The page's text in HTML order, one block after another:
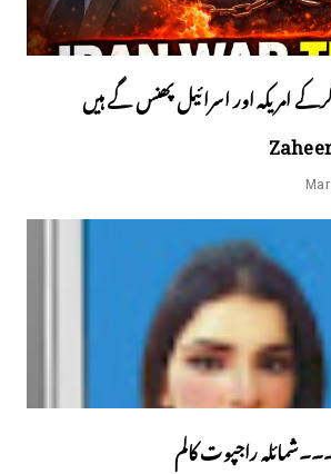
امریکہ اور اسرائیل پھنس گے ہیں
راجپوت کالم